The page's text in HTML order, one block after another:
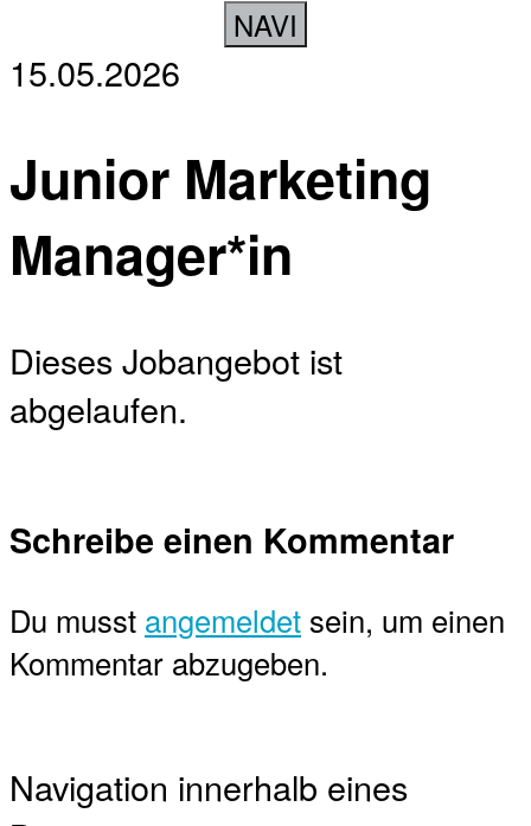
NAVI
15.05.2026
Junior Marketing
Manager*in
Dieses Jobangebot ist
abgelaufen.
Schreibe einen Kommentar
Du musst angemeldet sein, um einen
Kommentar abzugeben.
Navigation innerhalb eines